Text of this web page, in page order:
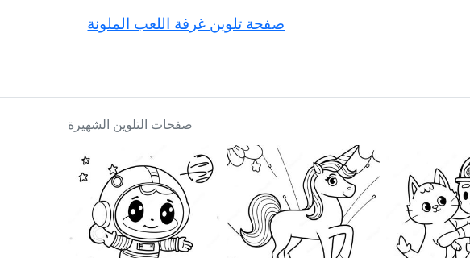
صفحة تلوين غرفة اللعب الملونة
صفحات التلوين الشهيرة